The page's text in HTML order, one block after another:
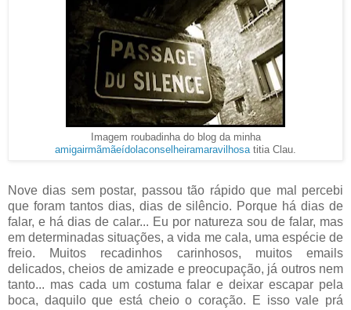
Imagem roubadinha do blog da minha
amigairmãmãeídolaconselheiramaravilhosa titia Clau.
Nove dias sem postar, passou tão rápido que mal percebi
que foram tantos dias, dias de silêncio. Porque há dias de
falar, e há dias de calar... Eu por natureza sou de falar, mas
em determinadas situações, a vida me cala, uma espécie de
freio. Muitos recadinhos carinhosos, muitos emails
delicados, cheios de amizade e preocupação, já outros nem
tanto... mas cada um costuma falar e deixar escapar pela
boca, daquilo que está cheio o coração. E isso vale prá